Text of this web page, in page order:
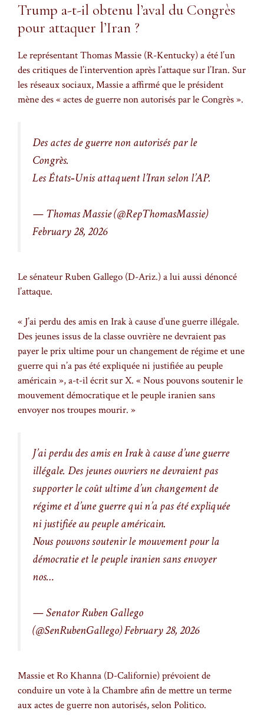
Trump a-t-il obtenu l’aval du Congrès
pour attaquer l’Iran ?
Le représentant Thomas Massie (R-Kentucky) a été l’un
des critiques de l’intervention après l’attaque sur l’Iran. Sur
les réseaux sociaux, Massie a affirmé que le président
mène des « actes de guerre non autorisés par le Congrès ».
Des actes de guerre non autorisés par le
Congrès.
Les États‑Unis attaquent l’Iran selon l’AP.
— Thomas Massie (@RepThomasMassie)
February 28, 2026
Le sénateur Ruben Gallego (D-Ariz.) a lui aussi dénoncé
l’attaque.
« J’ai perdu des amis en Irak à cause d’une guerre illégale.
Des jeunes issus de la classe ouvrière ne devraient pas
payer le prix ultime pour un changement de régime et une
guerre qui n’a pas été expliquée ni justifiée au peuple
américain », a-t-il écrit sur X. « Nous pouvons soutenir le
mouvement démocratique et le peuple iranien sans
envoyer nos troupes mourir. »
J’ai perdu des amis en Irak à cause d’une guerre
illégale. Des jeunes ouvriers ne devraient pas
supporter le coût ultime d’un changement de
régime et d’une guerre qui n’a pas été expliquée
ni justifiée au peuple américain.
Nous pouvons soutenir le mouvement pour la
démocratie et le peuple iranien sans envoyer
nos…
— Senator Ruben Gallego
(@SenRubenGallego)February 28, 2026
Massie et Ro Khanna (D-Californie) prévoient de
conduire un vote à la Chambre afin de mettre un terme
aux actes de guerre non autorisés, selon Politico.